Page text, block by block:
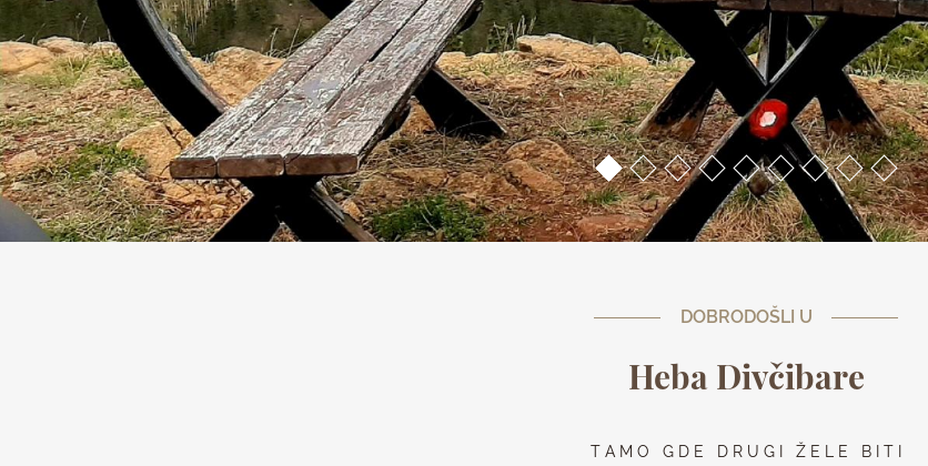
DOBRODOŠLI U
Heba Divčibare
T A M O G D E D R U G I Ž E L E B I T I